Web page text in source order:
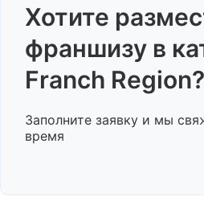
Хотите
франшизу в
Franch Region?
Заполните заявку и мы
время